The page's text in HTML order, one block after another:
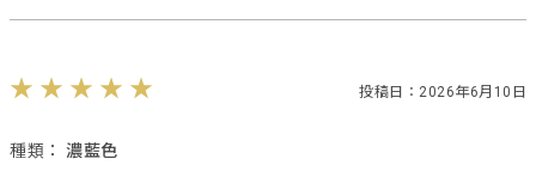
投稿日：2026年6月10日
種類： 濃藍色